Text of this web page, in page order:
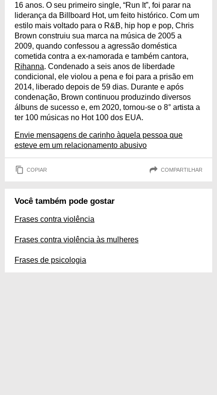
16 anos. O seu primeiro single, “Run It”, foi parar na
liderança da Billboard Hot, um feito histórico. Com um
estilo mais voltado para o R&B, hip hop e pop, Chris
Brown construiu sua marca na música de 2005 a
2009, quando confessou a agressão doméstica
cometida contra a ex-namorada e também cantora,
Rihanna. Condenado a seis anos de liberdade
condicional, ele violou a pena e foi para a prisão em
2014, liberado depois de 59 dias. Durante e após
condenação, Brown continuou produzindo diversos
álbuns de sucesso e, em 2020, tornou-se o 8° artista a
ter 100 músicas no Hot 100 dos EUA.
Envie mensagens de carinho àquela pessoa que
esteve em um relacionamento abusivo
COPIAR COMPARTILHAR
Você também pode gostar
Frases contra violência
Frases contra violência às mulheres
Frases de psicologia